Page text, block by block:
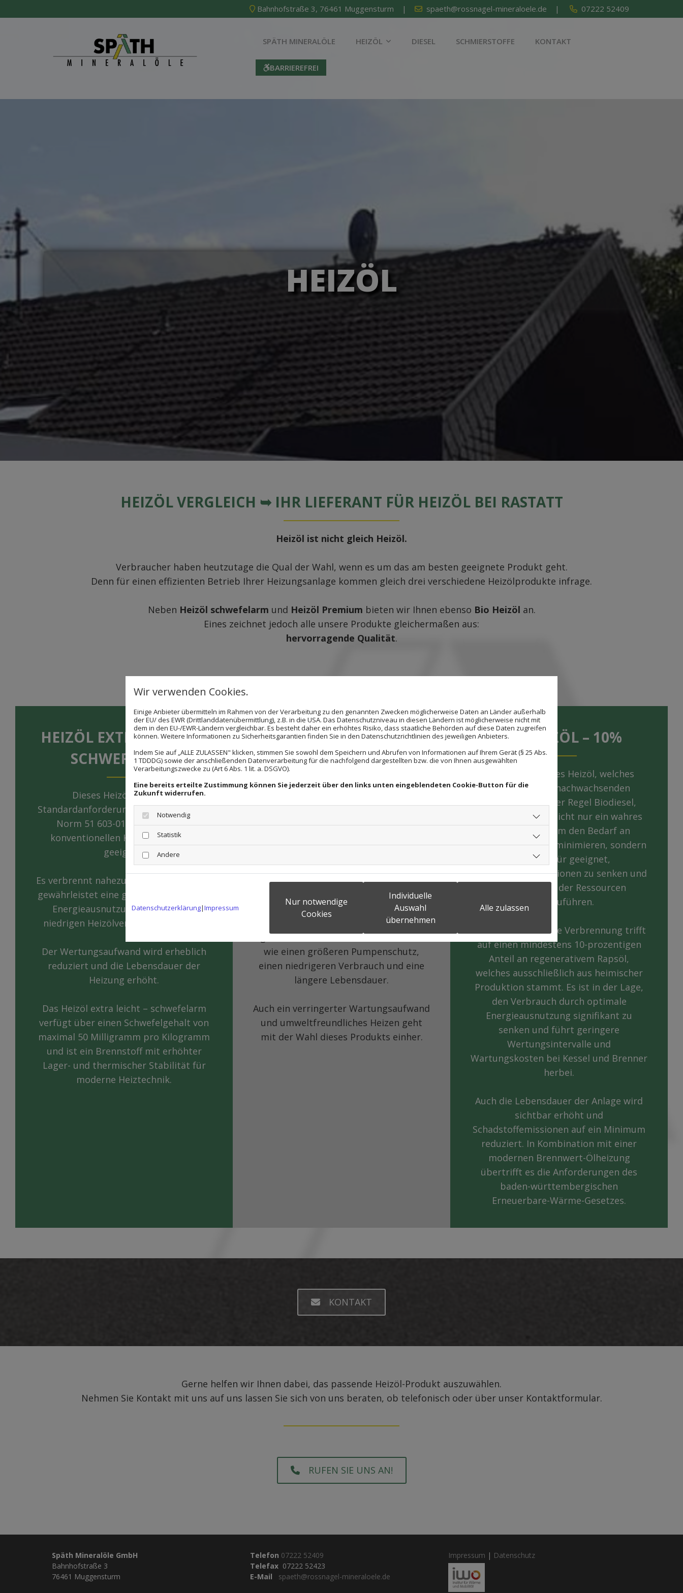
Bahnhofstraße 3, 76461 Muggensturm | spaeth@rossnagel-mineraloele.de | 07222 52409
SPÄTH MINERALÖLE HEIZÖL DIESEL SCHMIERSTOFFE KONTAKT
BARRIEREFREI
HEIZÖL
HEIZÖL VERGLEICH ➥ IHR LIEFERANT FÜR HEIZÖL BEI RASTATT
Heizöl ist nicht gleich Heizöl.
Verbraucher haben heutzutage die Qual der Wahl, wenn es um das am besten geeignete Produkt geht.
Denn für einen effizienten Betrieb Ihrer Heizungsanlage kommen gleich drei verschiedene Heizölprodukte infrage.
Neben Heizöl schwefelarm und Heizöl Premium bieten wir Ihnen ebenso Bio Heizöl an.
Eines zeichnet jedoch alle unsere Produkte gleichermaßen aus:
hervorragende Qualität.
HEIZÖL EXTRA LEICHT –
SCHWEFELARM
Dieses Heizöl erfüllt die
Standardanforderungen der Deutschen
Norm 51 603-01 und ist für alle
konventionellen Heizungsanlagen
geeignet.
Es verbrennt nahezu rückstandsfrei und
gewährleistet eine gleichbleibend hohe
Energieausnutzung, die in einem
niedrigen Heizölverbrauch resultiert.
Der Wertungsaufwand wird erheblich
reduziert und die Lebensdauer der
Heizung erhöht.
Das Heizöl extra leicht – schwefelarm
verfügt über einen Schwefelgehalt von
maximal 50 Milligramm pro Kilogramm
und ist ein Brennstoff mit erhöhter
Lager- und thermischer Stabilität für
moderne Heiztechnik.
HEIZÖL PREMIUM –
SCHWEFELARM
Spitzenprodukt, welches die DIN-Norm
für Heizöl um Längen übertrifft.
Komfort und ist somit ein wahrer
Geheimtipp für alle preisbewussten
Eine geringe Geruchsbelästigung
gewährleistet dieses Produkt ebenso
wie einen größeren Pumpenschutz,
einen niedrigeren Verbrauch und eine
längere Lebensdauer.
Auch ein verringerter Wartungsaufwand
und umweltfreundliches Heizen geht
mit der Wahl dieses Produkts einher.
BIO HEIZÖL – 10%
Ein schwefelarmes Heizöl, welches
Brennstoff aus nachwachsenden
Rohstoffen, in aller Regel Biodiesel,
beinhaltet. Es ist nicht nur ein wahres
Wundermittel um den Bedarf an
fossiler Energie zu minimieren, sondern
ebenso dafür geeignet,
Treibhausgasemissionen zu senken und
eine Schonung der Ressourcen
herbeizuführen.
Eine rückstandsfreie Verbrennung trifft
auf einen mindestens 10-prozentigen
Anteil an regenerativem Rapsöl,
welches ausschließlich aus heimischer
Produktion stammt. Es ist in der Lage,
den Verbrauch durch optimale
Energieausnutzung signifikant zu
senken und führt geringere
Wertungsintervalle und
Wartungskosten bei Kessel und Brenner
herbei.
Auch die Lebensdauer der Anlage wird
sichtbar erhöht und
Schadstoffemissionen auf ein Minimum
reduziert. In Kombination mit einer
modernen Brennwert-Ölheizung
übertrifft es die Anforderungen des
baden-württembergischen
Erneuerbare-Wärme-Gesetzes.
KONTAKT
Gerne helfen wir Ihnen dabei, das passende Heizöl-Produkt auszuwählen.
Nehmen Sie Kontakt mit uns auf uns lassen Sie sich von uns beraten, ob telefonisch oder über unser Kontaktformular.
RUFEN SIE UNS AN!
Späth Mineralöle GmbH
Bahnhofstraße 3
76461 Muggensturm
Telefon 07222 52409
Telefax 07222 52423
E-Mail
spaeth@rossnagel-mineraloele.de
Impressum | Datenschutz
Wir verwenden Cookies.
Einige Anbieter übermitteln im Rahmen von der Verarbeitung zu den genannten Zwecken möglicherweise Daten an Länder außerhalb
der EU/ des EWR (Drittlanddatenübermittlung), z.B. in die USA. Das Datenschutzniveau in diesen Ländern ist möglicherweise nicht mit
dem in den EU-/EWR-Ländern vergleichbar. Es besteht daher ein erhöhtes Risiko, dass staatliche Behörden auf diese Daten zugreifen
können. Weitere Informationen zu Sicherheitsgarantien finden Sie in den Datenschutzrichtlinien des jeweiligen Anbieters.
Indem Sie auf „ALLE ZULASSEN" klicken, stimmen Sie sowohl dem Speichern und Abrufen von Informationen auf Ihrem Gerät (§ 25 Abs.
1 TDDDG) sowie der anschließenden Datenverarbeitung für die nachfolgend dargestellten bzw. die von Ihnen ausgewählten
Verarbeitungszwecke zu (Art 6 Abs. 1 lit. a. DSGVO).
Eine bereits erteilte Zustimmung können Sie jederzeit über den links unten eingeblendeten Cookie-Button für die
Zukunft widerrufen.
Notwendig
Statistik
Andere
Datenschutzerklärung|Impressum
Nur notwendige
Cookies
Individuelle
Auswahl
übernehmen
Alle zulassen